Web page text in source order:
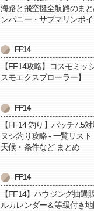
海路と飛空挺全航路のま
ンパニー・サブマリンボイ
FF14
【FF14攻略】コスモミッ
スモエクスプローラー】
FF14
【FF14 釣り】パッチ7.5
ヌシ釣り攻略 - 一覧リスト
天候・条件など まとめ
FF14
【FF14】ハウジング抽選
ルカレンダー＆等級付き